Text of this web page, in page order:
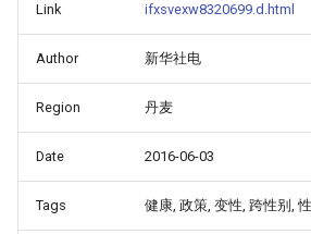
Link
ifxsvexw8320699.d.html
Author 新华社电
Region 丹麦
Date 2016-06-03
Tags 健康, 政策, 变性, 跨性别,